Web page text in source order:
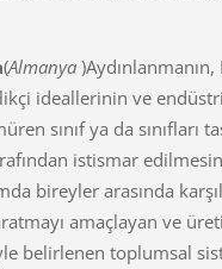
(Almanya )Aydınlanmanın,
ideallerinin ve
sınıf ya da sınıfları
istismar
bireyler arasında
amaçlayan ve
belirlenen toplumsal